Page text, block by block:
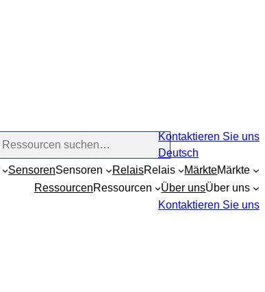
Kontaktieren Sie uns
Deutsch
SensorenSensoren RelaisRelais MärkteMärkte
RessourcenRessourcen Über unsÜber uns
Kontaktieren Sie uns